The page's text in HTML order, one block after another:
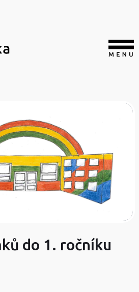
do 1. ročníku